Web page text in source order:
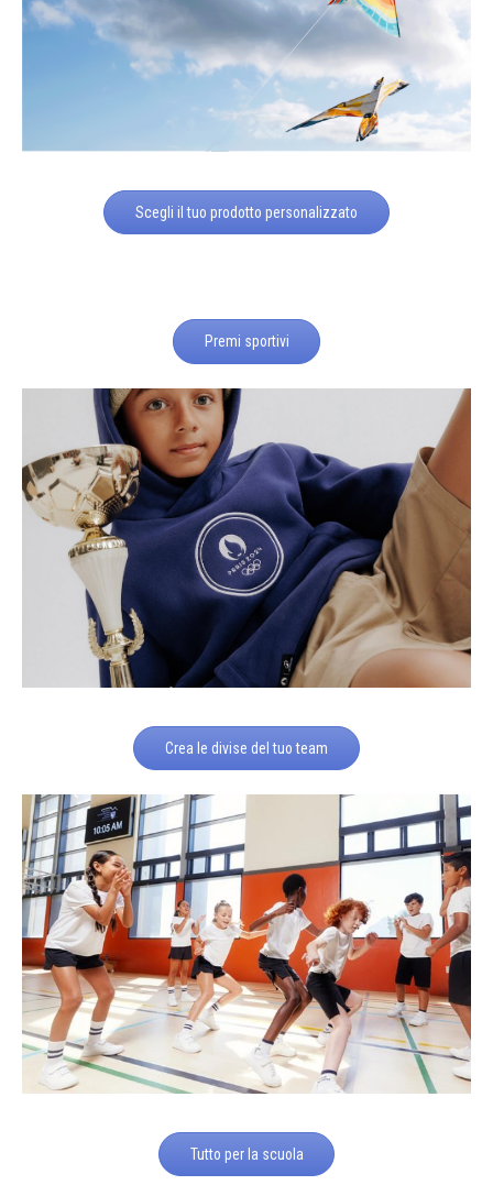
Scegli il tuo prodotto personalizzato
Premi sportivi
Crea le divise del tuo team
Tutto per la scuola